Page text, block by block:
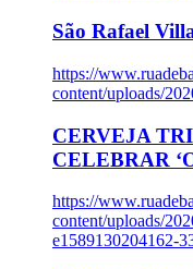
São Rafael
https://
content/uploads/
CERVEJA
CELEBRAR
https://
content/uploads/
e1589130204162-